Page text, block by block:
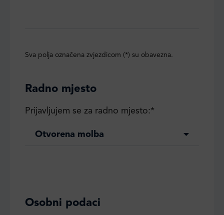
Sva polja označena zvjezdicom (*) su obavezna.
Radno mjesto
Prijavljujem se za radno mjesto:*
Otvorena molba
Osobni podaci